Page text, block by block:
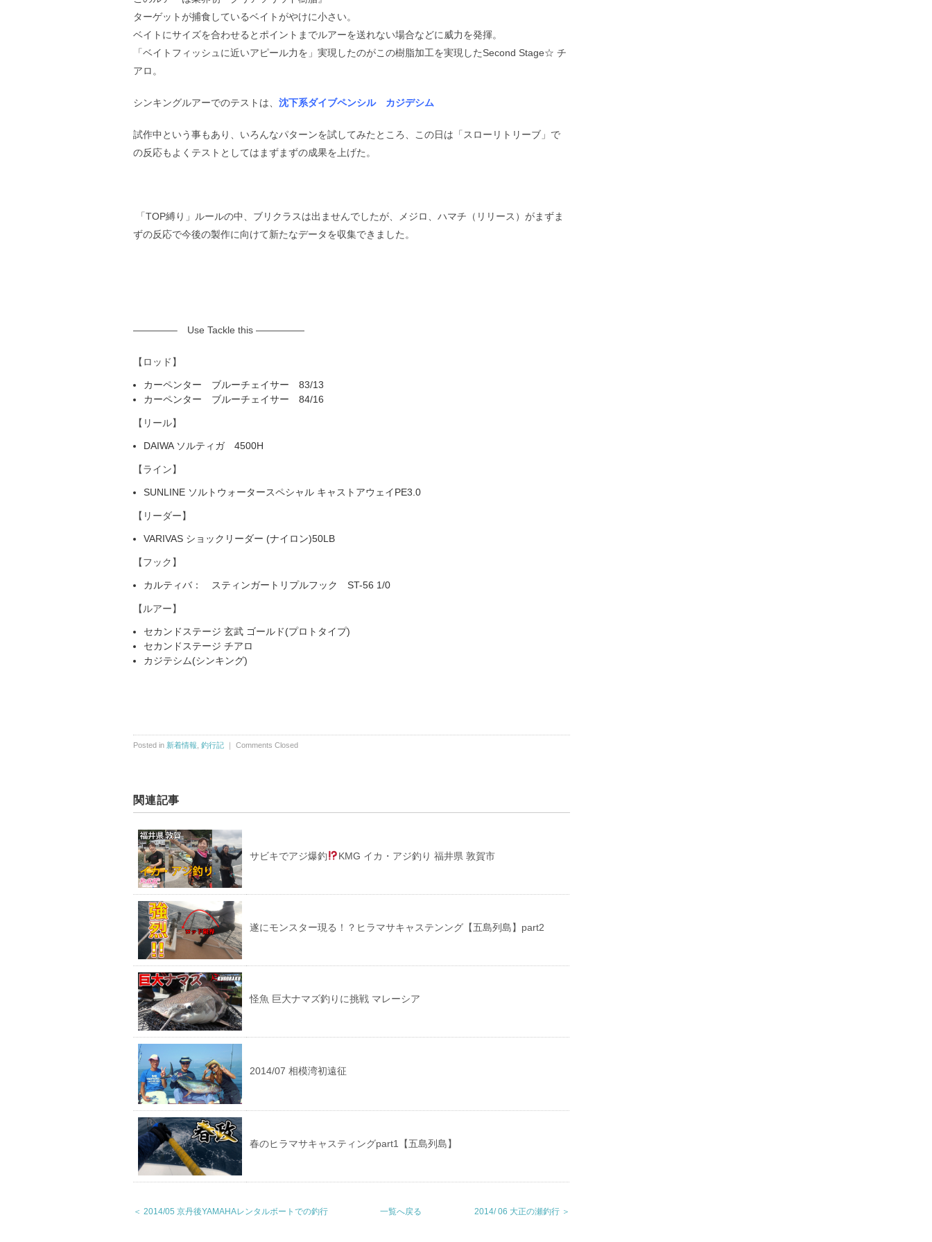
ターゲットが捕食しているベイトがやけに小さい。
ベイトにサイズを合わせるとポイントまでルアーを送れない場合などに威力を発揮。
「ベイトフィッシュに近いアピール力を」実現したのがこの樹脂加工を実現したSecond Stage☆ チ
アロ。
シンキングルアーでのテストは、 沈下系ダイブペンシル カジデシム
試作中という事もあり、いろんなパターンを試してみたところ、この日は「スローリトリーブ」で
の反応もよくテストとしてはまずまずの成果を上げた。
「TOP縛り」ルールの中、ブリクラスは出ませんでしたが、メジロ、ハマチ（リリース）がまずま
ずの反応で今後の製作に向けて新たなデータを収集できました。
————– Use Tackle this —————
【ロッド】
カーペンター ブルーチェイサー 83/13
カーペンター ブルーチェイサー 84/16
【リール】
DAIWA ソルティガ 4500H
【ライン】
SUNLINE ソルトウォータースペシャル キャストアウェイPE3.0
【リーダー】
VARIVAS ショックリーダー (ナイロン)50LB
【フック】
カルティバ： スティンガートリプルフック ST-56 1/0
【ルアー】
セカンドステージ 玄武 ゴールド(プロトタイプ)
セカンドステージ チアロ
カジテシム(シンキング)
Posted in 新着情報 釣行記 ｜ Comments Closed
関連記事
サビキでアジ爆釣 KMG イカ・アジ釣り 福井県 敦賀市
遂にモンスター現る！？ヒラマサキャステンング【五島列島】part2
怪魚 巨大ナマズ釣りに挑戦 マレーシア
2014/07 相模湾初遠征
春のヒラマサキャスティングpart1【五島列島】
＜ 2014/05 京丹後YAMAHAレンタルボートでの釣行 一覧へ戻る 2014/ 06 大正の瀬釣行 ＞